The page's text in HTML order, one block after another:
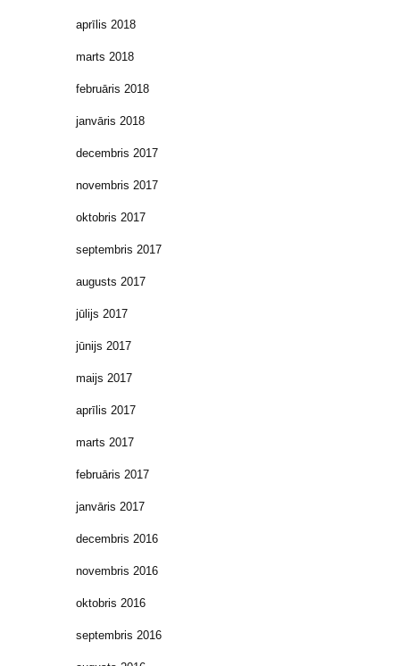
aprīlis 2018
marts 2018
februāris 2018
janvāris 2018
decembris 2017
novembris 2017
oktobris 2017
septembris 2017
augusts 2017
jūlijs 2017
jūnijs 2017
maijs 2017
aprīlis 2017
marts 2017
februāris 2017
janvāris 2017
decembris 2016
novembris 2016
oktobris 2016
septembris 2016